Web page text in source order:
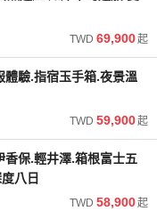
TWD 69,900起
驗.指宿玉手箱.夜景溫
TWD 59,900起
保.輕井澤.箱根富士五
八日
TWD 58,900起